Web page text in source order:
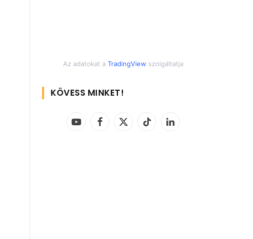
Az adatokat a TradingView szolgáltatja
KÖVESS MINKET!
YouTubeFacebook
X
TikTok LinkedIn